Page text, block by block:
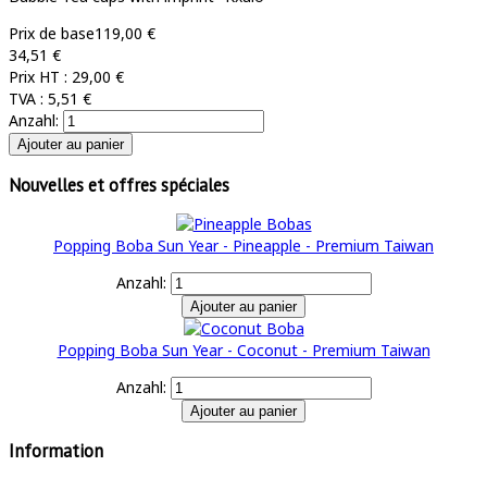
Prix de base119,00 €
34,51 €
Prix HT : 29,00 €
TVA : 5,51 €
Anzahl:
Nouvelles et offres spéciales
Popping Boba Sun Year - Pineapple - Premium Taiwan
Anzahl:
Popping Boba Sun Year - Coconut - Premium Taiwan
Anzahl:
Information